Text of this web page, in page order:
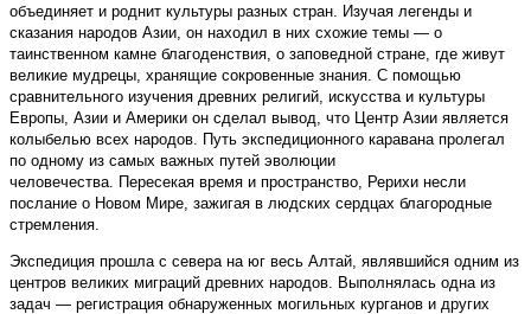
объединяет и роднит культуры разных стран. Изучая легенды и
сказания народов Азии, он находил в них схожие темы — о
таинственном камне благоденствия, о заповедной стране, где живут
великие мудрецы, хранящие сокровенные знания. С помощью
сравнительного изучения древних религий, искусства и культуры
Европы, Азии и Америки он сделал вывод, что Центр Азии является
колыбелью всех народов. Путь экспедиционного каравана пролегал
по одному из самых важных путей эволюции
человечества. Пересекая время и пространство, Рерихи несли
послание о Новом Мире, зажигая в людских серд­цах благородные
стремления.
Экспедиция прошла с севера на юг весь Алтай, являвшийся одним из
центров великих миграций древних народов. Выполнялась одна из
задач — регистрация обнаруженных могильных курганов и других